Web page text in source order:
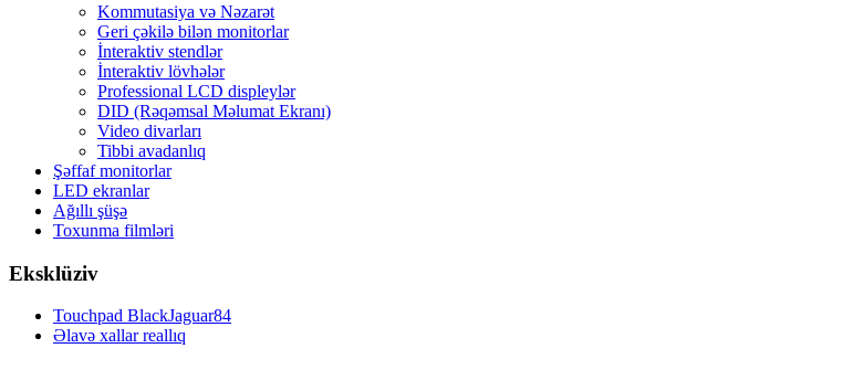
Kommutasiya və Nəzarət
Geri çəkilə bilən monitorlar
İnteraktiv stendlər
İnteraktiv lövhələr
Professional LCD displeylər
DID (Rəqəmsal Məlumat Ekranı)
Video divarları
Tibbi avadanlıq
Şəffaf monitorlar
LED ekranlar
Ağıllı şüşə
Toxunma filmləri
Eksklüziv
Touchpad BlackJaguar84
Əlavə xallar reallıq